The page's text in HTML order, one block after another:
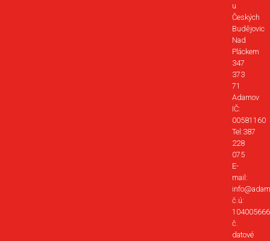
u
Českých
Budějovic
Nad
Pláckem
347
373
71
Adamov
IČ:
00581160
Tel:387
228
075
E-
mail:
č.ú:
č.
datové